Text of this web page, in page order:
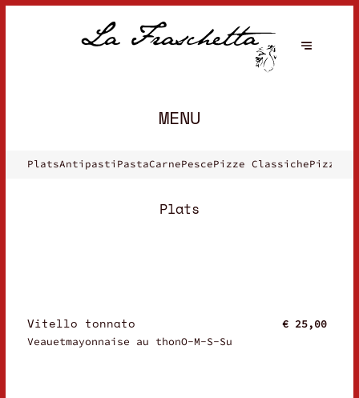
MENU
PlatsAntipasti PastaCarnePescePizze ClassichePizze
Plats
Vitello tonnato
Veauetmayonnaise au thonO-M-S-Su
€ 25,00